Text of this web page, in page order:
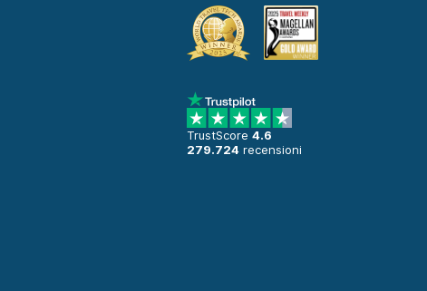
TrustScore 4.6
279.724 recensioni